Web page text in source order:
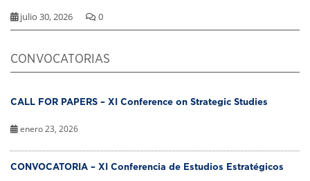
julio 30, 2026 0
CONVOCATORIAS
CALL FOR PAPERS – XI Conference on Strategic Studies
enero 23, 2026
CONVOCATORIA – XI Conferencia de Estudios Estratégicos